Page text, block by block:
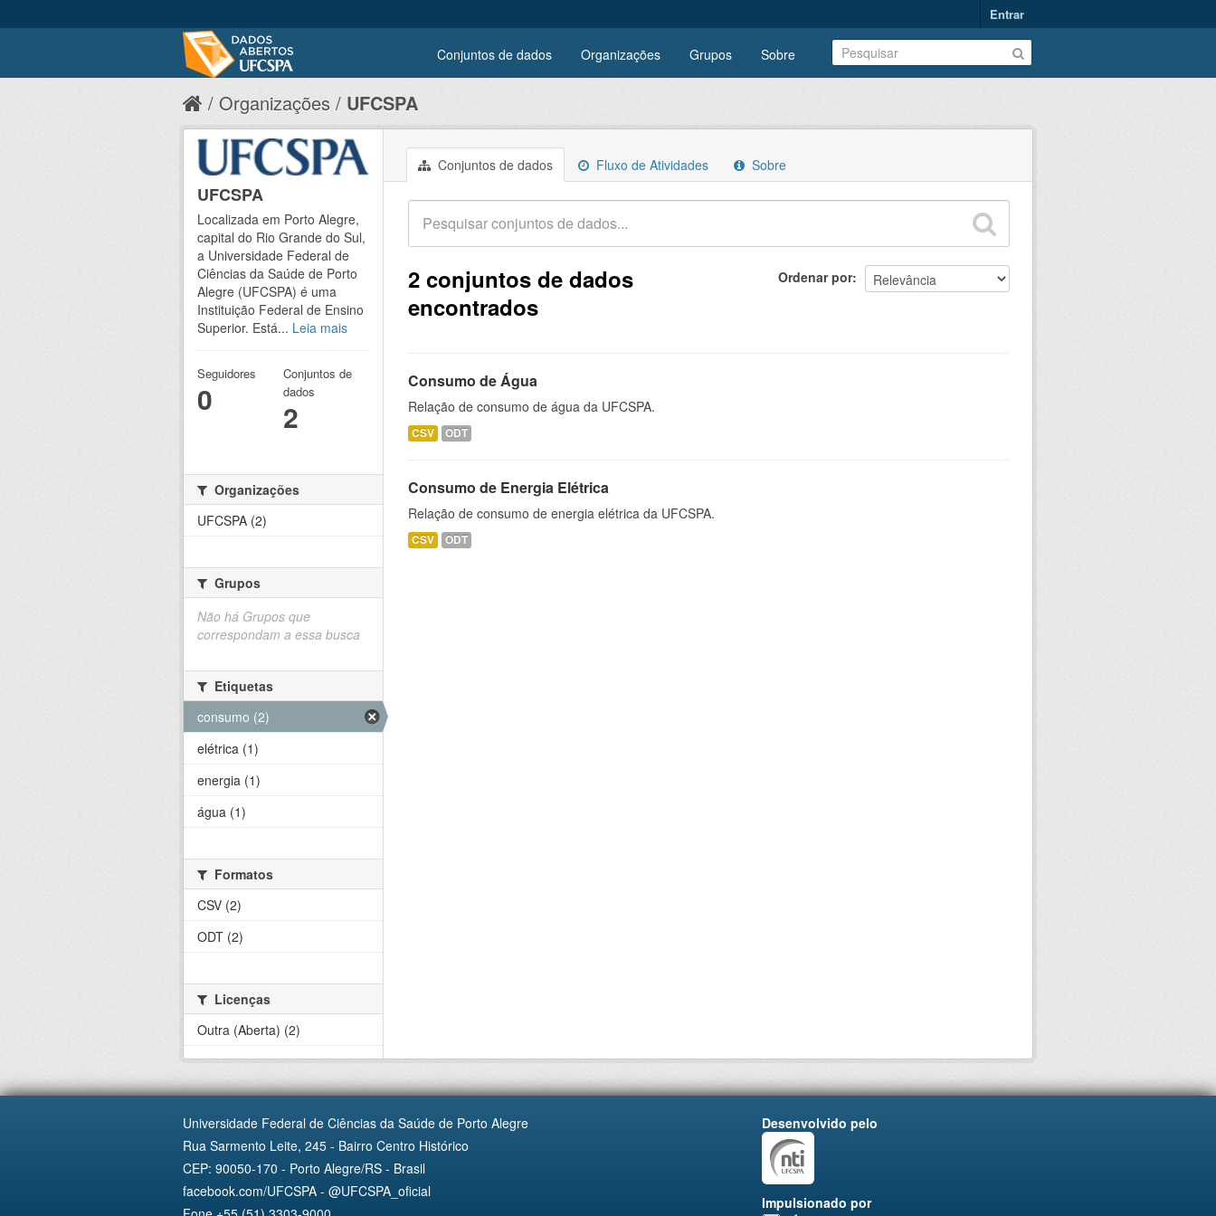
Entrar
Conjuntos de dados Organizações Grupos Sobre
Organizações UFCSPA
Conjuntos de dados Fluxo de Atividades Sobre
Ordenar por
2 conjuntos de dados
encontrados
Consumo de Água
Relação de consumo de água da UFCSPA.
CSV ODT
Consumo de Energia Elétrica
Relação de consumo de energia elétrica da UFCSPA.
CSV ODT
UFCSPA
Localizada em Porto Alegre,
capital do Rio Grande do Sul,
a Universidade Federal de
Ciências da Saúde de Porto
Alegre (UFCSPA) é uma
Instituição Federal de Ensino
Superior. Está... Leia mais
Seguidores
0
Conjuntos de
dados
2
Organizações
UFCSPA (2)
Grupos
Não há Grupos que
correspondam a essa busca
Etiquetas
consumo (2)
elétrica (1)
energia (1)
água (1)
Formatos
CSV (2)
ODT (2)
Licenças
Outra (Aberta) (2)
Universidade Federal de Ciências da Saúde de Porto Alegre
Rua Sarmento Leite, 245 - Bairro Centro Histórico
CEP: 90050-170 - Porto Alegre/RS - Brasil
facebook.com/UFCSPA - @UFCSPA_oficial
Desenvolvido pelo
Impulsionado por